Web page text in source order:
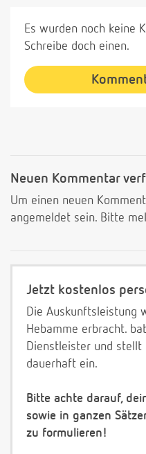
Es wurden noch keine
Schreibe doch einen.
Neuen Kommentar
Um einen neuen
angemeldet sein. Bitte
Jetzt kostenlos
Die Auskunftsleistung
Hebamme erbracht.
Dienstleister und stellt
dauerhaft ein.
Bitte achte darauf,
sowie in ganzen
zu formulieren!